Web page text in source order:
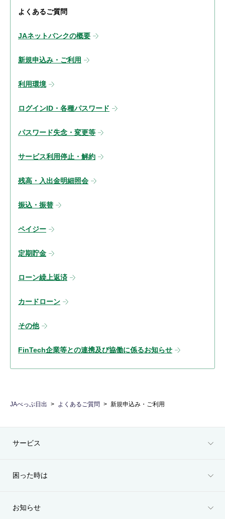
よくあるご質問
JAネットバンクの概要
新規申込み・ご利用
利用環境
ログインID・各種パスワード
パスワード失念・変更等
サービス利用停止・解約
残高・入出金明細照会
振込・振替
ペイジー
定期貯金
ローン繰上返済
カードローン
その他
FinTech企業等との連携及び協働に係るお知らせ
JAべっぷ日出 よくあるご質問 新規申込み・ご利用
サービス
困った時は
お知らせ